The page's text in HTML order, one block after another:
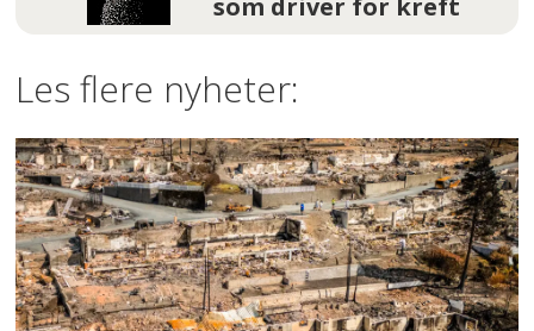
som driver for kreft
Les flere nyheter: